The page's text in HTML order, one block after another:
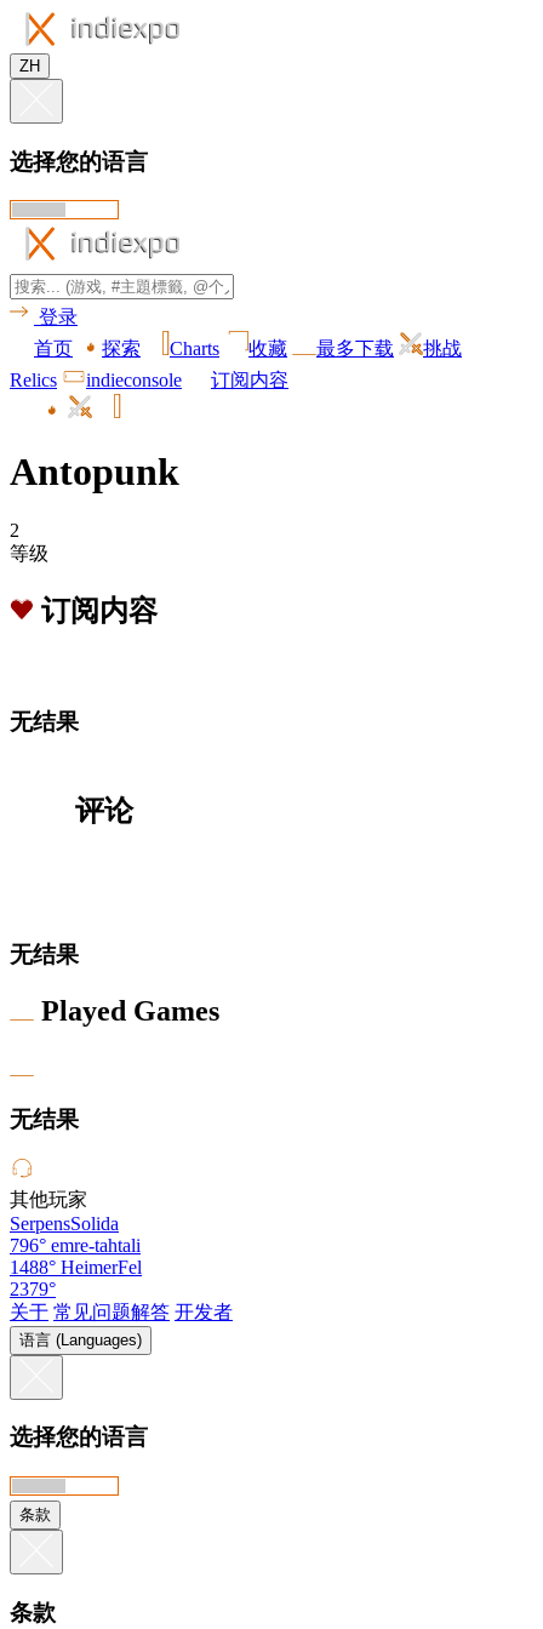
ZH
选择您的语言
登录
首页
探索 Charts 收藏 最多下载
挑战
Relics
indieconsole 订阅内容
Antopunk
2
等级
订阅内容
无结果
评论
无结果
Played Games
无结果
其他玩家
SerpensSolida
796° emre-tahtali
1488° HeimerFel
2379°
关于 常见问题解答 开发者
语言 (Languages)
选择您的语言
条款
条款